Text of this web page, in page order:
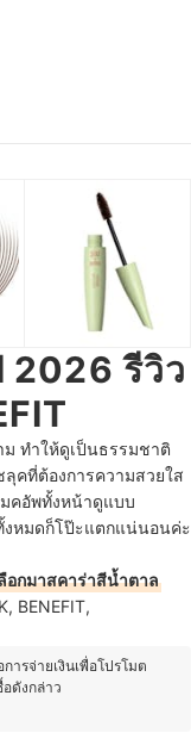
2026 รีวิว
ทำให้ดูเป็นธรรมชาติ
คที่ต้องการความสวยใส
คอัพทั้งหน้าดูแบบ
หมดก็โป๊ะแตกแน่นอนค่ะ
อกมาสคาร่าสีน้ำตาล
BENEFIT,
รจ่ายเงินเพื่อโปรโมต
ดังกล่าว